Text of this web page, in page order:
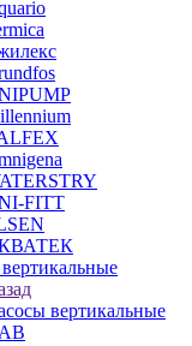
FITT
вертикальные